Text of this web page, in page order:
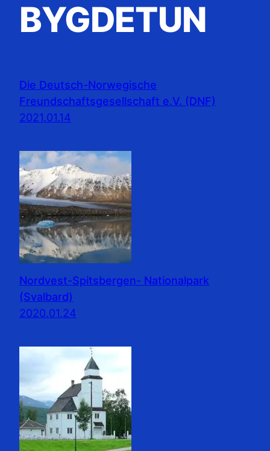
BYGDETUN
Die Deutsch-Norwegische
Freundschaftsgesellschaft e.V. (DNF)
2021.01.14
Nordvest-Spitsbergen- Nationalpark
(Svalbard)
2020.01.24